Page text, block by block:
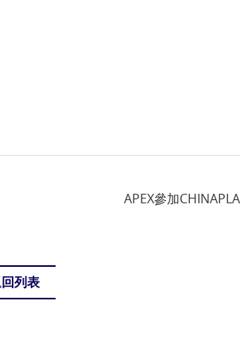
APEX參加
列表